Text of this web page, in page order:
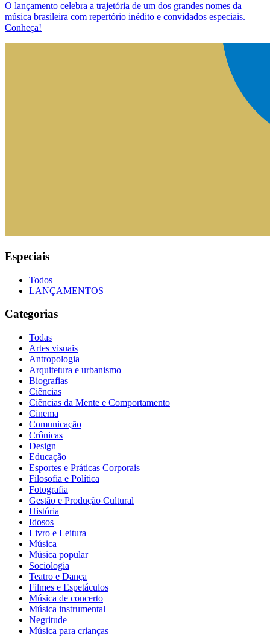
O lançamento celebra a trajetória de um dos grandes nomes da
música brasileira com repertório inédito e convidados especiais.
Conheça!
Especiais
Todos
LANÇAMENTOS
Categorias
Todas
Artes visuais
Antropologia
Arquitetura e urbanismo
Biografias
Ciências
Ciências da Mente e Comportamento
Cinema
Comunicação
Crônicas
Design
Educação
Esportes e Práticas Corporais
Filosofia e Política
Fotografia
Gestão e Produção Cultural
História
Idosos
Livro e Leitura
Música
Música popular
Sociologia
Teatro e Dança
Filmes e Espetáculos
Música de concerto
Música instrumental
Negritude
Música para crianças